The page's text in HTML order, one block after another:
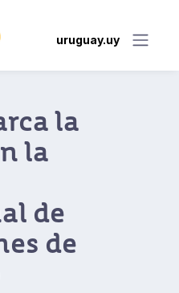
uruguay.uy
la
la
de
de